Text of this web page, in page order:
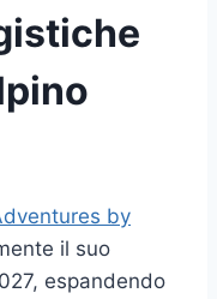
by
il suo
espandendo